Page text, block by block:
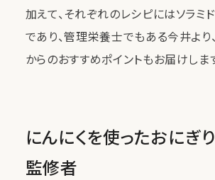
加えて、それぞれのレシピにはソラミ
であり、管理栄養士でもある今井よ
からのおすすめポイントもお届けしま
にんにくを使ったおにぎ
監修者